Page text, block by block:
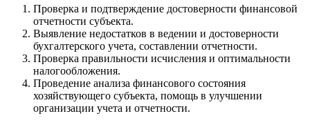
Проверка и подтверждение достоверности финансовой
отчетности субъекта.
Выявление недостатков в ведении и достоверности
бухгалтерского учета, составлении отчетности.
Проверка правильности исчисления и оптимальности
налогообложения.
Проведение анализа финансового состояния
хозяйствующего субъекта, помощь в улучшении
организации учета и отчетности.